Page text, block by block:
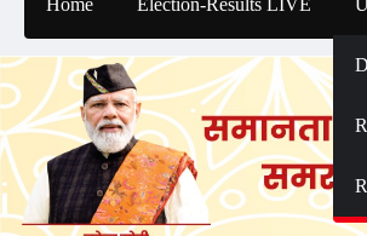
Home Election-Results LIVE